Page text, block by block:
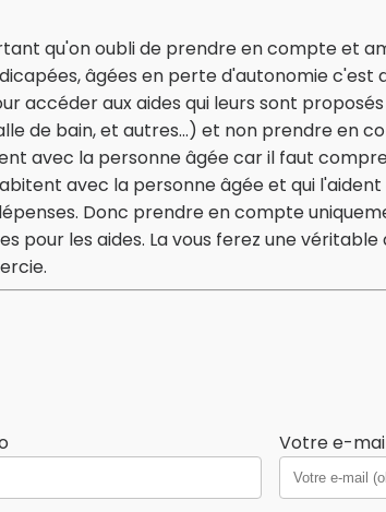
qu'on oubli de prendre en compte et
âgées en perte d'autonomie
accéder aux aides qui leurs sont
de bain, et autres...) et non prendre en
avec la personne âgée car il faut
avec la personne âgée et qui
Donc prendre en compte
pour les aides. La vous ferez une
Votre e-